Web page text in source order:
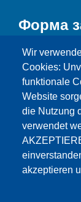
Wir
Cookies:
funktionale
Website
die Nutzung
verwendet
akzeptieren
Форма
Продукция